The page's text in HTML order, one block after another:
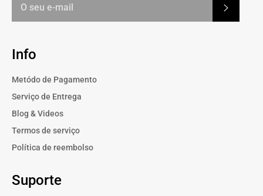
Info
Metódo de Pagamento
Serviço de Entrega
Blog & Videos
Termos de serviço
Política de reembolso
Suporte